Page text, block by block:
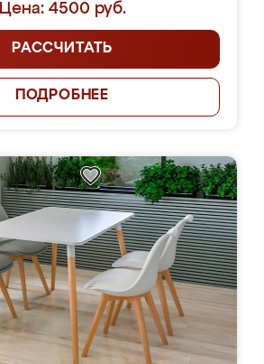
Цена: 4500 руб.
РАССЧИТАТЬ
ПОДРОБНЕЕ